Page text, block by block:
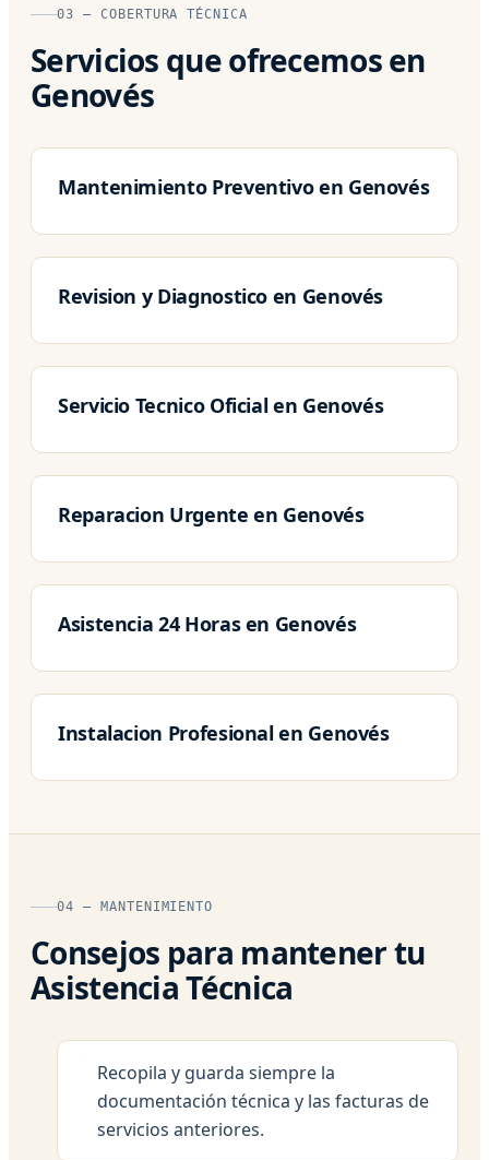
03 — COBERTURA TÉCNICA
Servicios que ofrecemos en
Genovés
Mantenimiento Preventivo en Genovés
Revision y Diagnostico en Genovés
Servicio Tecnico Oficial en Genovés
Reparacion Urgente en Genovés
Asistencia 24 Horas en Genovés
Instalacion Profesional en Genovés
04 — MANTENIMIENTO
Consejos para mantener tu
Asistencia Técnica
Recopila y guarda siempre la
documentación técnica y las facturas de
servicios anteriores.